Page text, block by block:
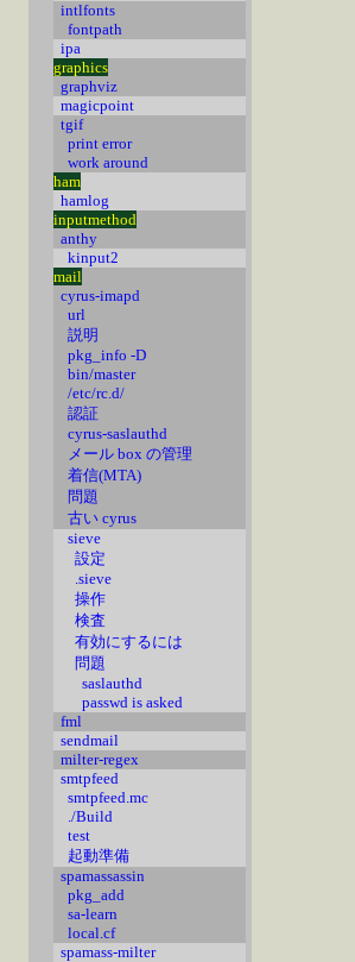
intlfonts
fontpath
ipa
graphics
graphviz
magicpoint
tgif
print error
work around
ham
hamlog
inputmethod
anthy
kinput2
mail
cyrus-imapd
url
説明
pkg_info -D
bin/master
/etc/rc.d/
認証
cyrus-saslauthd
メール box の管理
着信(MTA)
問題
古い cyrus
sieve
設定
.sieve
操作
検査
有効にするには
問題
saslauthd
passwd is asked
fml
sendmail
milter-regex
smtpfeed
smtpfeed.mc
./Build
test
起動準備
spamassassin
pkg_add
sa-learn
local.cf
spamass-milter